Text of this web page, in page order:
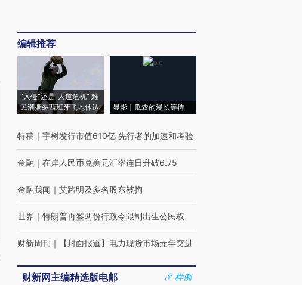
编辑推荐
“入侵”还是“人道危机” 难
民潮撕裂西班牙飞地休达
显影｜瓜农的漫长等待
特稿 ｜ 宇树发行市值610亿 先行者的加速和考验
金融 ｜ 在岸人民币兑美元汇率连日升破6.75
金融我闻 ｜ 艾路明及多名股东被拘
世界 ｜ 特朗普再签两份行政令限制出生公民权
财新周刊 ｜ 【封面报道】电力现货市场元年突进
财新网主编精选版电邮
样例